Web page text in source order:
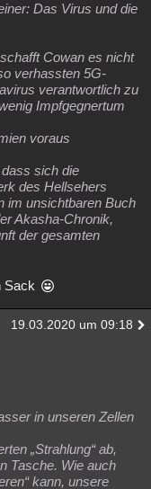
Das Virus und die
Cowan es nicht
verhassten 5G-
verantwortlich zu
Impfgegnertum
voraus
sich die
des Hellsehers
im unsichtbaren Buch
Akasha-Chronik,
der gesamten
Sack
19.03.2020 um 09:18
in unseren Zellen
„Strahlung“ ab,
Tasche. Wie auch
kann, unsere